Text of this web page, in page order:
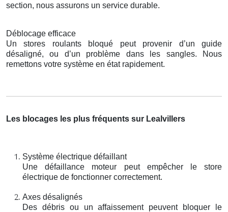
section, nous assurons un service durable.
Déblocage efficace
Un stores roulants bloqué peut provenir d’un guide
désaligné, ou d’un problème dans les sangles. Nous
remettons votre système en état rapidement.
Les blocages les plus fréquents sur Lealvillers
Système électrique défaillant
Une défaillance moteur peut empêcher le store
électrique de fonctionner correctement.
Axes désalignés
Des débris ou un affaissement peuvent bloquer le